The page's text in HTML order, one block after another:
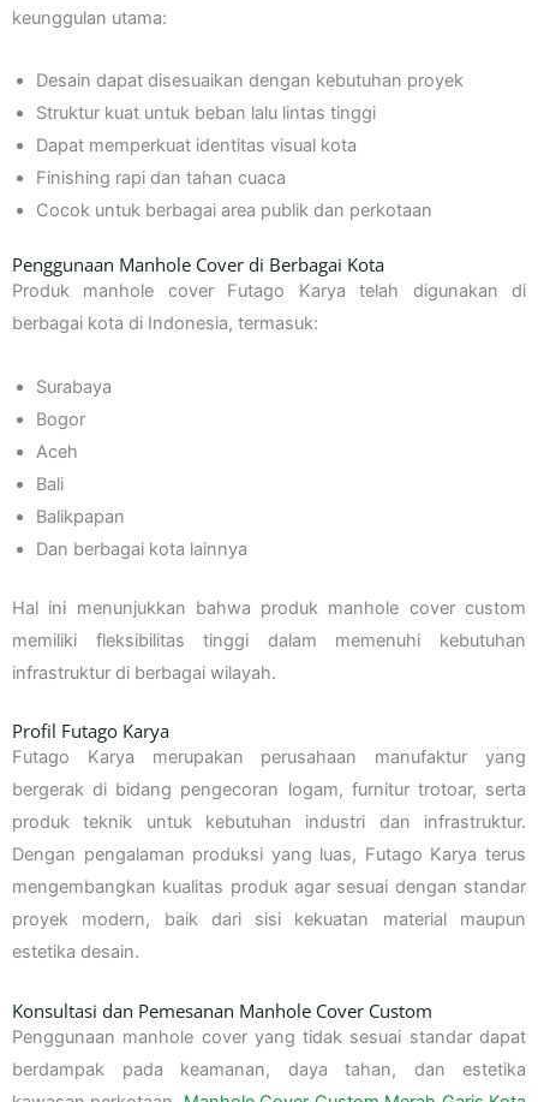
keunggulan utama:
Desain dapat disesuaikan dengan kebutuhan proyek
Struktur kuat untuk beban lalu lintas tinggi
Dapat memperkuat identitas visual kota
Finishing rapi dan tahan cuaca
Cocok untuk berbagai area publik dan perkotaan
Penggunaan Manhole Cover di Berbagai Kota
Produk manhole cover Futago Karya telah digunakan di
berbagai kota di Indonesia, termasuk:
Surabaya
Bogor
Aceh
Bali
Balikpapan
Dan berbagai kota lainnya
Hal ini menunjukkan bahwa produk manhole cover custom
memiliki fleksibilitas tinggi dalam memenuhi kebutuhan
infrastruktur di berbagai wilayah.
Profil Futago Karya
Futago Karya merupakan perusahaan manufaktur yang
bergerak di bidang pengecoran logam, furnitur trotoar, serta
produk teknik untuk kebutuhan industri dan infrastruktur.
Dengan pengalaman produksi yang luas, Futago Karya terus
mengembangkan kualitas produk agar sesuai dengan standar
proyek modern, baik dari sisi kekuatan material maupun
estetika desain.
Konsultasi dan Pemesanan Manhole Cover Custom
Penggunaan manhole cover yang tidak sesuai standar dapat
berdampak pada keamanan, daya tahan, dan estetika